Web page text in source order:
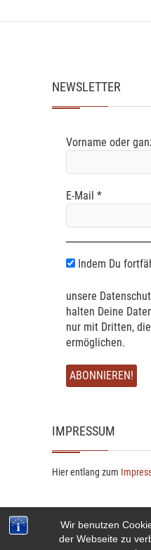
Wir benutzen
der Webseite zu
NEWSLETTER
Vorname oder
E-Mail *
Indem Du
unsere
halten Deine
nur mit Dritten,
ermöglichen.
IMPRESSUM
Hier entlang zum
© 2026s' Moosacher